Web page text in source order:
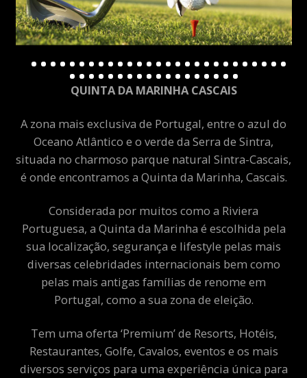
QUINTA DA MARINHA CASCAIS
A zona mais exclusiva de Portugal, entre o azul do
Oceano Atlântico e o verde da Serra de Sintra,
situada no charmoso parque natural Sintra-Cascais,
é onde encontramos a Quinta da Marinha, Cascais.
Considerada por muitos como a Riviera
Portuguesa, a Quinta da Marinha é escolhida pela
sua localização, segurança e lifestyle pelas mais
diversas celebridades internacionais bem como
pelas mais antigas famílias de renome em
Portugal, como a sua zona de eleição.
Tem uma oferta ‘Premium’ de Resorts, Hotéis,
Restaurantes, Golfe, Cavalos, eventos e os mais
diversos serviços para uma experiência única para